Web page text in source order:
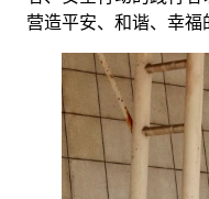
营造平安、和谐、幸福